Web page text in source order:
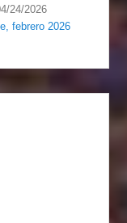
24/2026
febrero 2026